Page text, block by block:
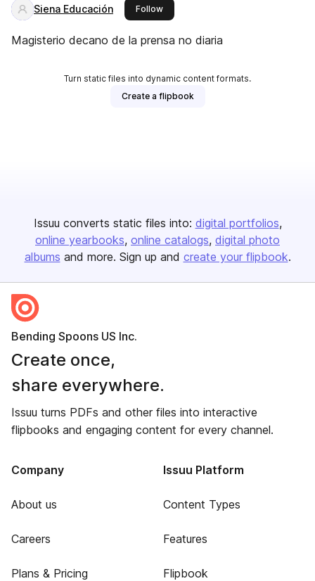
Siena Educación Followthis publisher
Magisterio decano de la prensa no diaria
Turn static files into dynamic content formats.
Create a flipbook
Issuu converts static files into: digital portfolios
online yearbooks online catalogs digital photo
albums and more. Sign up and create your flipbook.
Bending Spoons US Inc.
Create once,
share everywhere.
Issuu turns PDFs and other files into interactive
flipbooks and engaging content for every channel.
Company
About us
Careers
Plans & Pricing
Issuu Platform
Content Types
Features
Flipbook